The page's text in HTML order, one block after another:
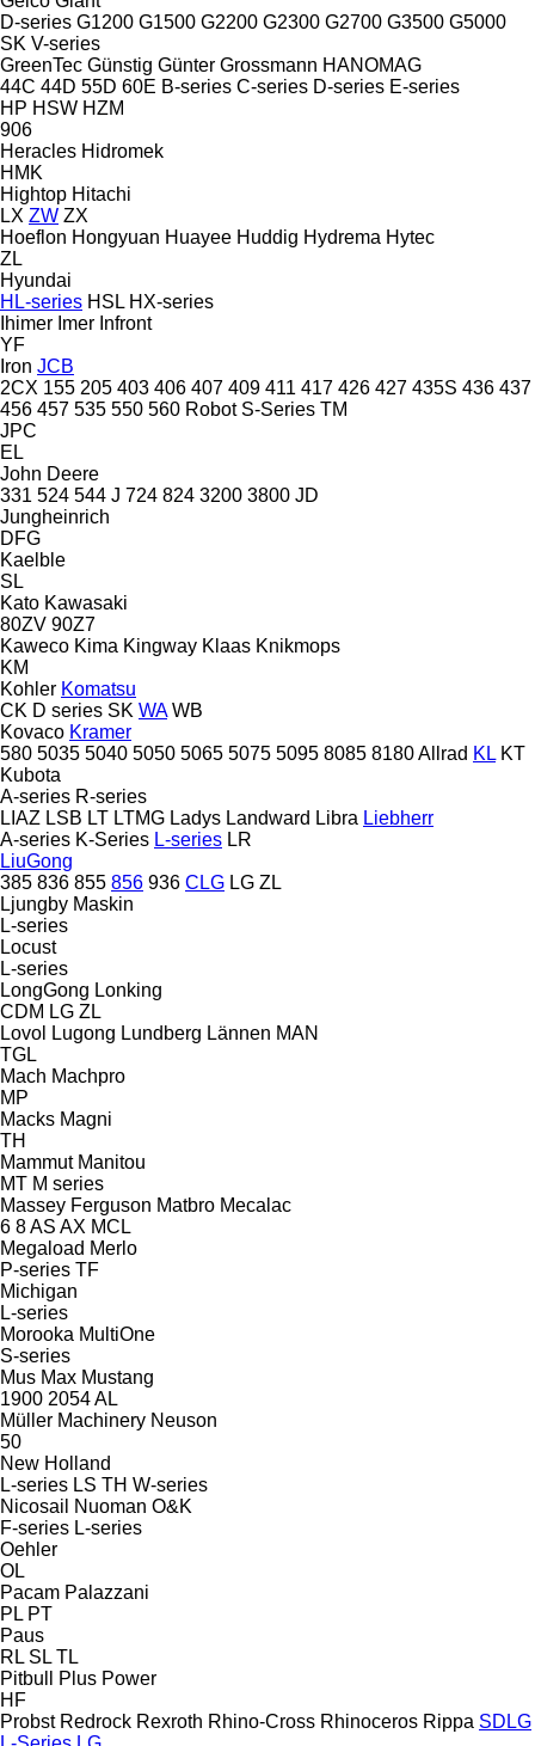
D-series G1200 G1500 G2200 G2300 G2700 G3500 G5000
SK V-series
GreenTec Günstig Günter Grossmann HANOMAG
44C 44D 55D 60E B-series C-series D-series E-series
HP HSW HZM
906
Heracles Hidromek
HMK
Hightop Hitachi
LX ZW ZX
Hoeflon Hongyuan Huayee Huddig Hydrema Hytec
ZL
Hyundai
HL-series HSL HX-series
Ihimer Imer Infront
YF
Iron JCB
2CX 155 205 403 406 407 409 411 417 426 427 435S 436 437
456 457 535 550 560 Robot S-Series TM
JPC
EL
John Deere
331 524 544 J 724 824 3200 3800 JD
Jungheinrich
DFG
Kaelble
SL
Kato Kawasaki
80ZV 90Z7
Kaweco Kima Kingway Klaas Knikmops
KM
Kohler Komatsu
CK D series SK WA WB
Kovaco Kramer
580 5035 5040 5050 5065 5075 5095 8085 8180Allrad KL KT
Kubota
A-series R-series
LIAZ LSB LT LTMG Ladys Landward Libra Liebherr
A-series K-Series L-series LR
LiuGong
385 836 855 856 936 CLG LG ZL
Ljungby Maskin
L-series
Locust
L-series
LongGong Lonking
CDM LG ZL
Lovol
Lugong Lundberg Lännen MAN
TGL
Mach Machpro
MP
Macks Magni
TH
Mammut Manitou
MT M series
Massey Ferguson Matbro Mecalac
6 8AS AX MCL
Megaload Merlo
P-series TF
Michigan
L-series
Morooka MultiOne
S-series
Mus Max Mustang
1900 2054AL
Müller Machinery Neuson
50
New Holland
L-series LS TH W-series
Nicosail
Nuoman O&K
F-series L-series
Oehler
OL
Pacam Palazzani
PL PT
Paus
RL SL TL
Pitbull
Plus Power
HF
Probst Redrock Rexroth Rhino-Cross Rhinoceros Rippa SDLG